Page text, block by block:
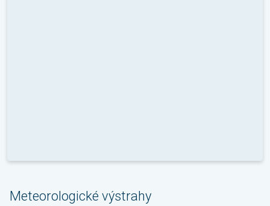
Meteorologické výstrahy